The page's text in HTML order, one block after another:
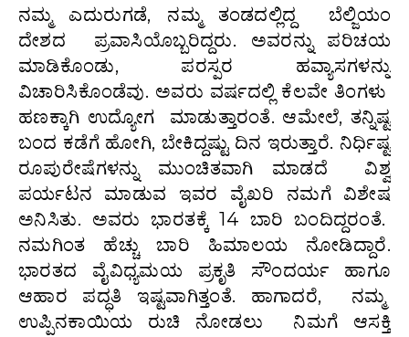
ನಮ್ಮ ಎದುರುಗಡೆ, ನಮ್ಮ ತಂಡದಲ್ಲಿದ್ದ ಬೆಲ್ಜಿಯಂ
ದೇಶದ ಪ್ರವಾಸಿಯೊಬ್ಬರಿದ್ದರು. ಅವರನ್ನು ಪರಿಚಯ
ಮಾಡಿಕೊಂಡು, ಪರಸ್ಪರ ಹವ್ಯಾಸಗಳನ್ನು
ವಿಚಾರಿಸಿಕೊಂಡೆವು. ಅವರು ವರ್ಷದಲ್ಲಿ ಕೆಲವೇ ತಿಂಗಳು
ಹಣಕ್ಕಾಗಿ ಉದ್ಯೋಗ ಮಾಡುತ್ತಾರಂತೆ. ಆಮೇಲೆ, ತನ್ನಿಷ್ಟ
ಬಂದ ಕಡೆಗೆ ಹೋಗಿ, ಬೇಕಿದ್ದಷ್ಟು ದಿನ ಇರುತ್ತಾರೆ. ನಿರ್ಧಿಷ್ಟ
ರೂಪುರೇಷೆಗಳನ್ನು ಮುಂಚಿತವಾಗಿ ಮಾಡದೆ ವಿಶ್ವ
ಪರ್ಯಟನ ಮಾಡುವ ಇವರ ವೈಖರಿ ನಮಗೆ ವಿಶೇಷ
ಅನಿಸಿತು. ಅವರು ಭಾರತಕ್ಕೆ 14 ಬಾರಿ ಬಂದಿದ್ದರಂತೆ.
ನಮಗಿಂತ ಹೆಚ್ಚು ಬಾರಿ ಹಿಮಾಲಯ ನೋಡಿದ್ದಾರೆ.
ಭಾರತದ ವೈವಿಧ್ಯಮಯ ಪ್ರಕೃತಿ ಸೌಂದರ್ಯ ಹಾಗೂ
ಆಹಾರ ಪದ್ಧತಿ ಇಷ್ಟವಾಗಿತ್ತಂತೆ. ಹಾಗಾದರೆ, ನಮ್ಮ
ಉಪ್ಪಿನಕಾಯಿಯ ರುಚಿ ನೋಡಲು ನಿಮಗೆ ಆಸಕ್ತಿ